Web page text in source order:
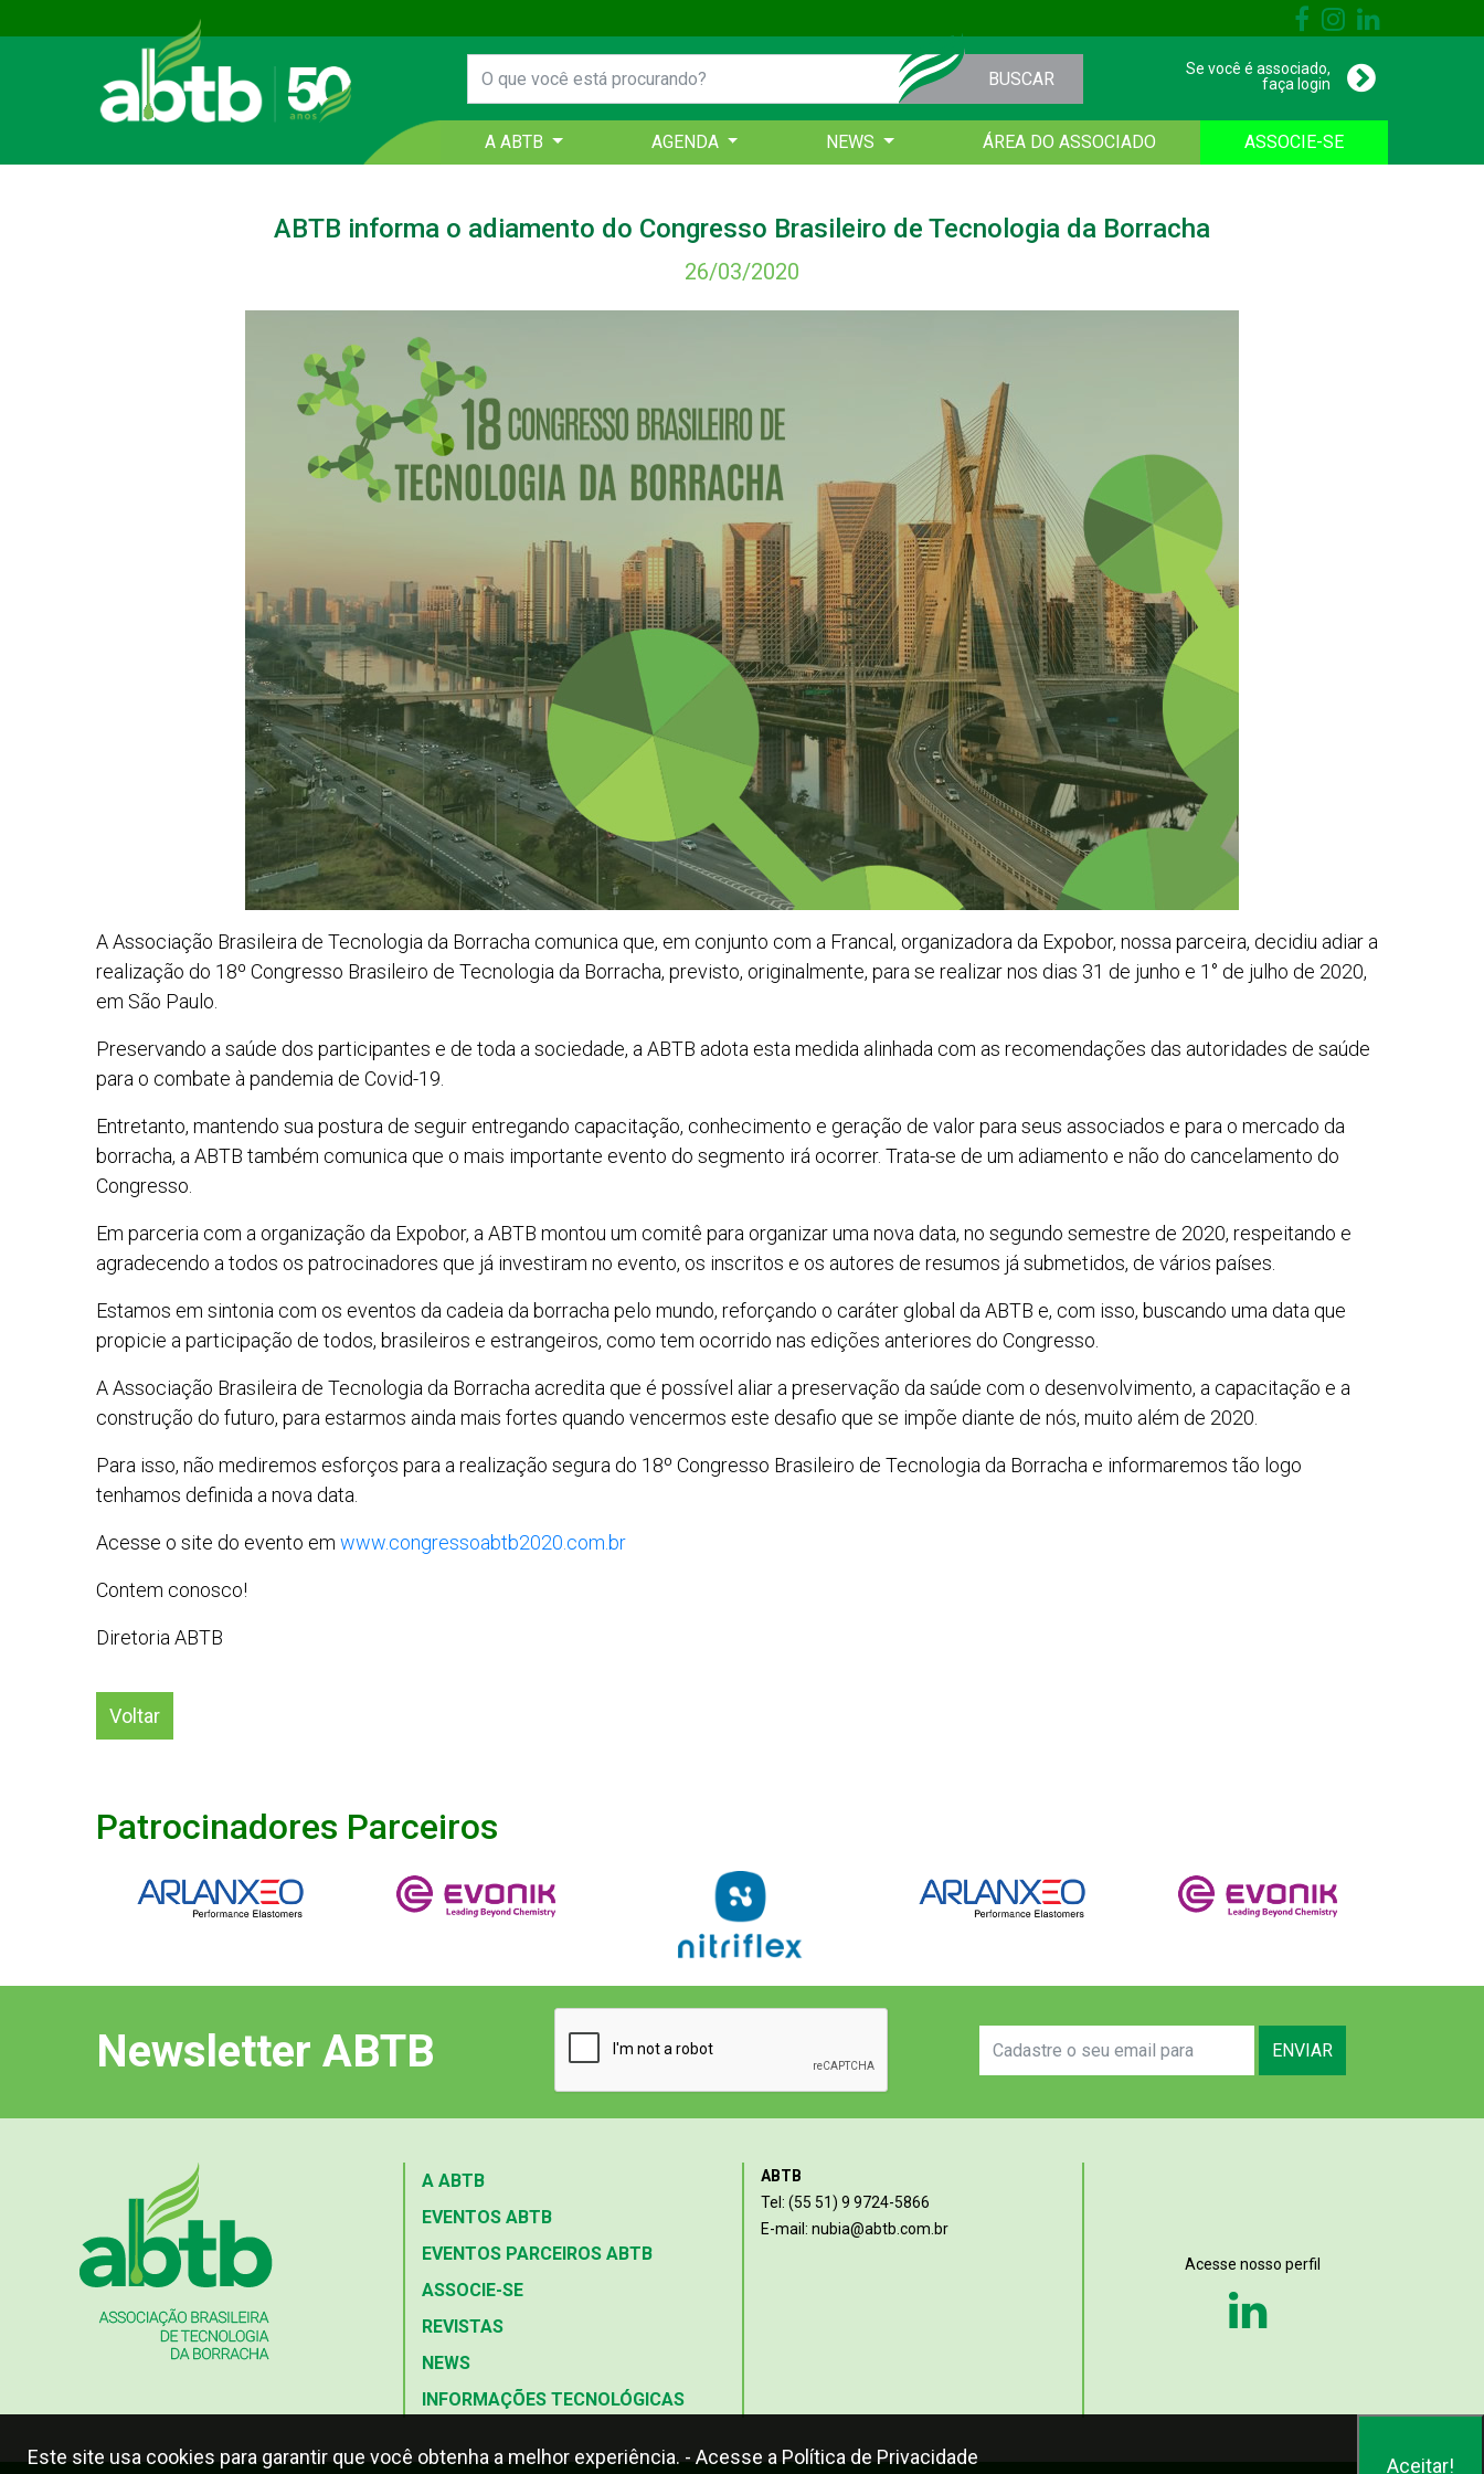
BUSCAR
Se você é associado,
faça login
A ABTB AGENDA NEWS ÁREA DO ASSOCIADO ASSOCIE-SE
ABTB informa o adiamento do Congresso Brasileiro de Tecnologia da Borracha
26/03/2020
A Associação Brasileira de Tecnologia da Borracha comunica que, em conjunto com a Francal, organizadora da Expobor, nossa parceira, decidiu adiar a
realização do 18º Congresso Brasileiro de Tecnologia da Borracha, previsto, originalmente, para se realizar nos dias 31 de junho e 1° de julho de 2020,
em São Paulo.
Preservando a saúde dos participantes e de toda a sociedade, a ABTB adota esta medida alinhada com as recomendações das autoridades de saúde
para o combate à pandemia de Covid-19.
Entretanto, mantendo sua postura de seguir entregando capacitação, conhecimento e geração de valor para seus associados e para o mercado da
borracha, a ABTB também comunica que o mais importante evento do segmento irá ocorrer. Trata-se de um adiamento e não do cancelamento do
Congresso.
Em parceria com a organização da Expobor, a ABTB montou um comitê para organizar uma nova data, no segundo semestre de 2020, respeitando e
agradecendo a todos os patrocinadores que já investiram no evento, os inscritos e os autores de resumos já submetidos, de vários países.
Estamos em sintonia com os eventos da cadeia da borracha pelo mundo, reforçando o caráter global da ABTB e, com isso, buscando uma data que
propicie a participação de todos, brasileiros e estrangeiros, como tem ocorrido nas edições anteriores do Congresso.
A Associação Brasileira de Tecnologia da Borracha acredita que é possível aliar a preservação da saúde com o desenvolvimento, a capacitação e a
construção do futuro, para estarmos ainda mais fortes quando vencermos este desafio que se impõe diante de nós, muito além de 2020.
Para isso, não mediremos esforços para a realização segura do 18º Congresso Brasileiro de Tecnologia da Borracha e informaremos tão logo
tenhamos definida a nova data.
Acesse o site do evento em www.congressoabtb2020.com.br
Contem conosco!
Diretoria ABTB
Voltar
Patrocinadores Parceiros
Newsletter ABTB ENVIAR
Este site usa cookies para garantir que você obtenha a melhor experiência. - Acesse a Política de Privacidade Aceitar!
A ABTB
EVENTOS ABTB
EVENTOS PARCEIROS ABTB
ASSOCIE-SE
REVISTAS
NEWS
INFORMAÇÕES TECNOLÓGICAS
ABTB
Tel: (55 51) 9 9724-5866
E-mail: nubia@abtb.com.br
Acesse nosso perfil